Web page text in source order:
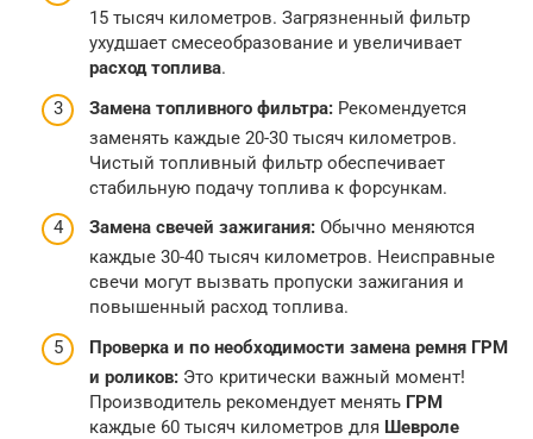
15 тысяч километров. Загрязненный фильтр
ухудшает смесеобразование и увеличивает
расход топлива.
Замена топливного фильтра: Рекомендуется
заменять каждые 20-30 тысяч километров.
Чистый топливный фильтр обеспечивает
стабильную подачу топлива к форсункам.
Замена свечей зажигания: Обычно меняются
каждые 30-40 тысяч километров. Неисправные
свечи могут вызвать пропуски зажигания и
повышенный расход топлива.
Проверка и по необходимости замена ремня ГРМ
и роликов: Это критически важный момент!
Производитель рекомендует менять ГРМ
каждые 60 тысяч километров для Шевроле